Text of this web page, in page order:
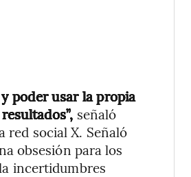
poder usar la propia
señaló
red social X. Señaló
obsesión para los
incertidumbres